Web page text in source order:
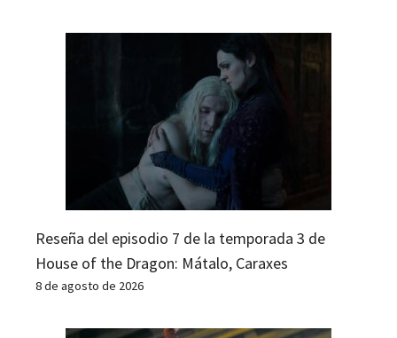
Reseña del episodio 7 de la temporada 3 de
House of the Dragon: Mátalo, Caraxes
8 de agosto de 2026